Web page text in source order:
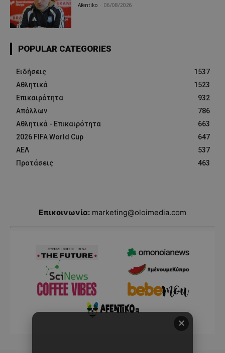
Afentiko 06/08/2026
POPULAR CATEGORIES
Ειδήσεις
1537
Αθλητικά
1523
Επικαιρότητα
932
Απόλλων
786
Αθλητικά - Επικαιρότητα
663
2026 FIFA World Cup
647
ΑΕΛ
537
Προτάσεις
463
Επικοινωνία: marketing@oloimedia.com
✕